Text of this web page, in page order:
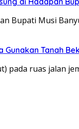
Bupati Musi
Tanah
pada ruas jalan